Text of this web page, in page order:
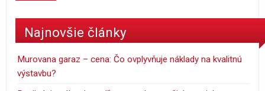
Najnovšie články
Murovana garaz – cena: Čo ovplyvňuje náklady na kvalitnú
výstavbu?